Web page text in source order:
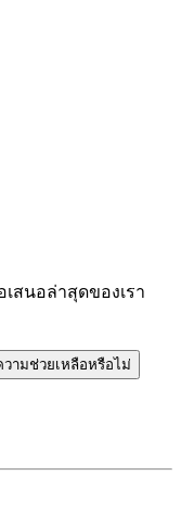
สนอล่าสุดของเรา
วามช่วยเหลือหรือไม่